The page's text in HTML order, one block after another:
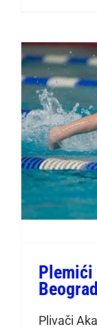
Plemići
Plivači